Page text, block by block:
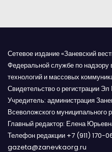
м
Сетевое издание «Заневский
Федеральной службе по
технологий и массовых
Свидетельство о регистрации
Учредитель: администрация
Всеволожского муниципального
Главный редактор: Елена
Телефон редакции +7 (911) 170-
gazeta@zanevkaorg.ru